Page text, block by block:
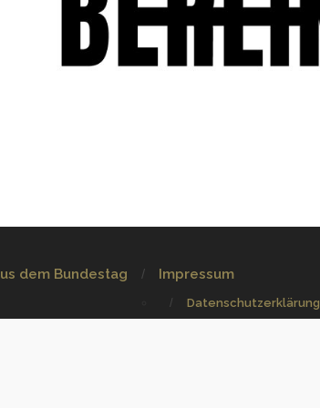
dem Bundestag Impressum
Datenschutzerklärung